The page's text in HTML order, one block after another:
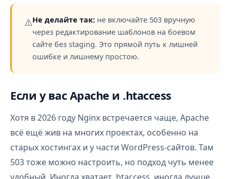
⚠️Не делайте так: не включайте 503 вручную
через редактирование шаблонов на боевом
сайте без staging. Это прямой путь к лишней
ошибке и лишнему простою.
Если у вас Apache и .htaccess
Хотя в 2026 году Nginx встречается чаще, Apache
всё ещё жив на многих проектах, особенно на
старых хостингах и у части WordPress-сайтов. Там
503 тоже можно настроить, но подход чуть менее